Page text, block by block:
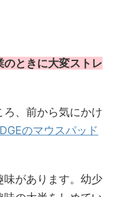
ときに大変ストレ
、前から気にかけ
のマウスパッド
味があります。幼少